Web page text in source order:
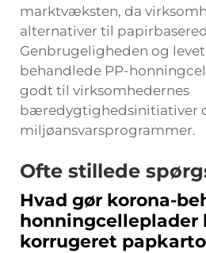
marktvæksten, da
alternativer til
Genbrugeligheden og
behandlede PP-
godt til virksomhedernes
bæredygtighedsinitiativer
miljøansvarsprogrammer.
Ofte stillede
Hvad gør korona-
honningcelleplader
korrugeret